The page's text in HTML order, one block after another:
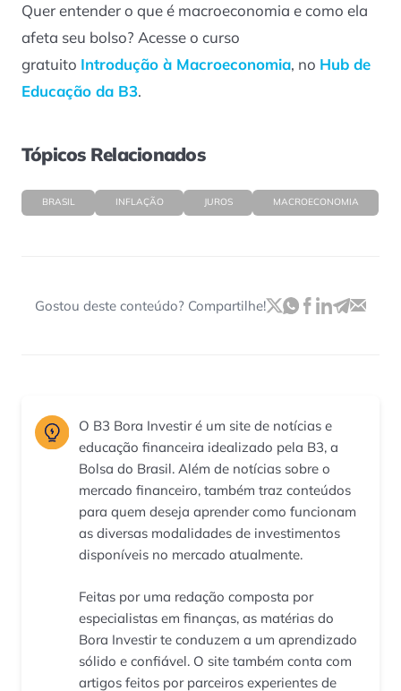
Quer entender o que é macroeconomia e como ela
afeta seu bolso? Acesse o curso
gratuito Introdução à Macroeconomia, no Hub de
Educação da B3.
Tópicos Relacionados
BRASIL INFLAÇÃO JUROS MACROECONOMIA
Gostou deste conteúdo? Compartilhe!
O B3 Bora Investir é um site de notícias e
educação financeira idealizado pela B3, a
Bolsa do Brasil. Além de notícias sobre o
mercado financeiro, também traz conteúdos
para quem deseja aprender como funcionam
as diversas modalidades de investimentos
disponíveis no mercado atualmente.
Feitas por uma redação composta por
especialistas em finanças, as matérias do
Bora Investir te conduzem a um aprendizado
sólido e confiável. O site também conta com
artigos feitos por parceiros experientes de